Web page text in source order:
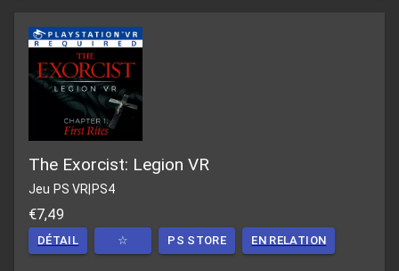
The Exorcist: Legion VR
Jeu PS VR PS4
€7,49
DÉTAIL ☆ PS STORE EN RELATION